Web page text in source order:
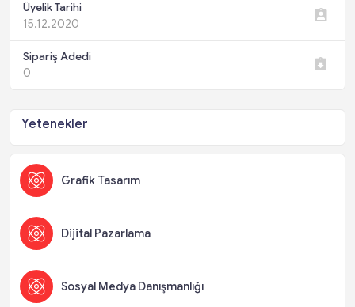
Üyelik Tarihi
15.12.2020
Sipariş Adedi
0
Yetenekler
Grafik Tasarım
Dijital Pazarlama
Sosyal Medya Danışmanlığı